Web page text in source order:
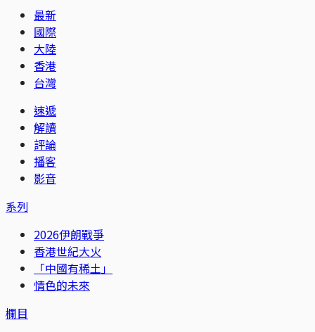
最新
國際
大陸
香港
台灣
速遞
解讀
評論
播客
影音
系列
2026伊朗戰爭
香港世紀大火
「中國有稀土」
情色的未來
欄目